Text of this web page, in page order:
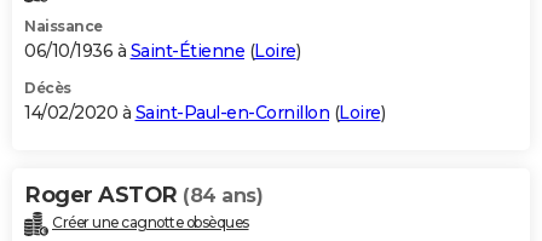
Naissance
06/10/1936 à Saint-Étienne (Loire)
Décès
14/02/2020 à Saint-Paul-en-Cornillon (Loire)
Roger ASTOR (84 ans)
Créer une cagnotte obsèques